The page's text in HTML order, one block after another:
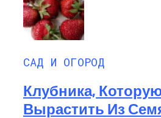
САД И ОГОРОД
Клубника,
Вырастить Из